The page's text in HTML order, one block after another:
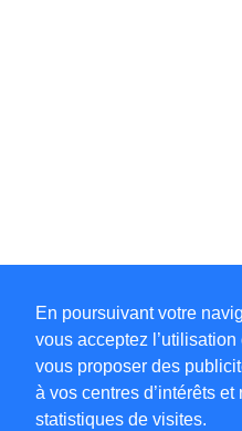
En poursuivant votre
vous acceptez
vous proposer des
à vos centres d’intérêts et
statistiques de visites.